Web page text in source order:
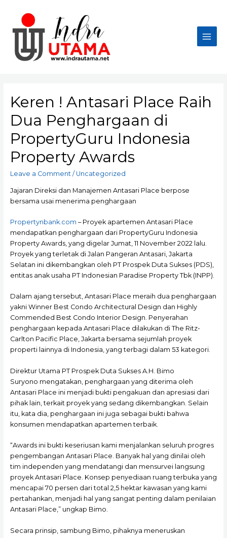
content
Main
Keren ! Antasari Place Raih
Dua Penghargaan di
PropertyGuru Indonesia
Property Awards
Leave a Comment / Uncategorized
Jajaran Direksi dan Manajemen Antasari Place berpose
bersama usai menerima penghargaan
Propertynbank.com – Proyek apartemen Antasari Place
mendapatkan penghargaan dari PropertyGuru Indonesia
Property Awards, yang digelar Jumat, 11 November 2022 lalu.
Proyek yang terletak di Jalan Pangeran Antasari, Jakarta
Selatan ini dikembangkan oleh PT Prospek Duta Sukses (PDS),
entitas anak usaha PT Indonesian Paradise Property Tbk (INPP).
Dalam ajang tersebut, Antasari Place meraih dua penghargaan
yakni Winner Best Condo Architectural Design dan Highly
Commended Best Condo Interior Design. Penyerahan
penghargaan kepada Antasari Place dilakukan di The Ritz-
Carlton Pacific Place, Jakarta bersama sejumlah proyek
properti lainnya di Indonesia, yang terbagi dalam 53 kategori.
Direktur Utama PT Prospek Duta Sukses A.H. Bimo
Suryono mengatakan, penghargaan yang diterima oleh
Antasari Place ini menjadi bukti pengakuan dan apresiasi dari
pihak lain, terkait proyek yang sedang dikembangkan. Selain
itu, kata dia, penghargaan ini juga sebagai bukti bahwa
konsumen mendapatkan apartemen terbaik.
“Awards ini bukti keseriusan kami menjalankan seluruh progres
pengembangan Antasari Place. Banyak hal yang dinilai oleh
tim independen yang mendatangi dan mensurvei langsung
proyek Antasari Place. Konsep penyediaan ruang terbuka yang
mencapai 70 persen dari total 2,5 hektar kawasan yang kami
pertahankan, menjadi hal yang sangat penting dalam penilaian
Antasari Place,” ungkap Bimo.
Secara prinsip, sambung Bimo, pihaknya meneruskan